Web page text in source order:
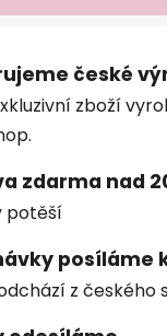
české
zboží
zdarma nad
potěší
posíláme
z českého